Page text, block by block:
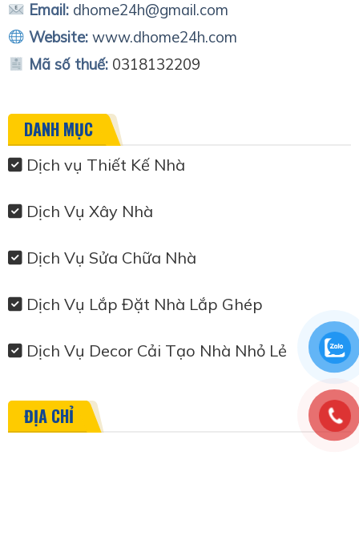
Email: dhome24h@gmail.com
Website: www.dhome24h.com
Mã số thuế: 0318132209
DANH MỤC
Dịch vụ Thiết Kế Nhà
Dịch Vụ Xây Nhà
Dịch Vụ Sửa Chữa Nhà
Dịch Vụ Lắp Đặt Nhà Lắp Ghép
Dịch Vụ Decor Cải Tạo Nhà Nhỏ Lẻ
ĐỊA CHỈ